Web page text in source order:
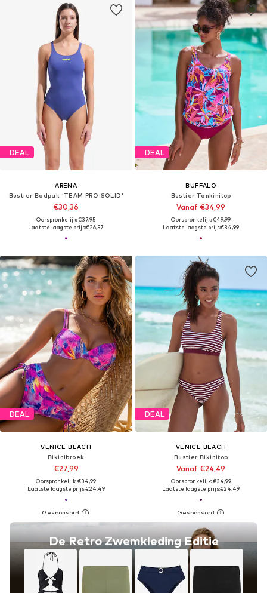
DEAL
ARENA
Bustier Badpak 'TEAM PRO SOLID'
€30,36
Oorspronkelijk: €37,95
Laatste laagste prijs:€26,57
DEAL
BUFFALO
Bustier Tankinitop
Vanaf €34,99
Oorspronkelijk: €49,99
Laatste laagste prijs:€34,99
DEAL
VENICE BEACH
Bikinibroek
€27,99
Oorspronkelijk: €34,99
Laatste laagste prijs:€24,49
De Retro Zwemkleding Editie
DEAL
VENICE BEACH
Bustier Bikinitop
Vanaf €24,49
Oorspronkelijk: €34,99
Laatste laagste prijs:€24,49